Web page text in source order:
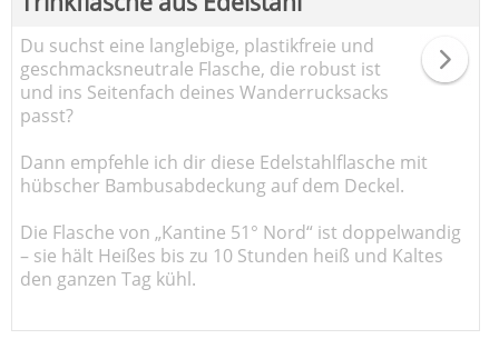
Du suchst eine langlebige, plastikfreie und
geschmacksneutrale Flasche, die robust ist
und ins Seitenfach deines Wanderrucksacks
passt?
Dann empfehle ich dir diese Edelstahlflasche mit
hübscher Bambusabdeckung auf dem Deckel.
Die Flasche von „Kantine 51° Nord“ ist doppelwandig
– sie hält Heißes bis zu 10 Stunden heiß und Kaltes
den ganzen Tag kühl.